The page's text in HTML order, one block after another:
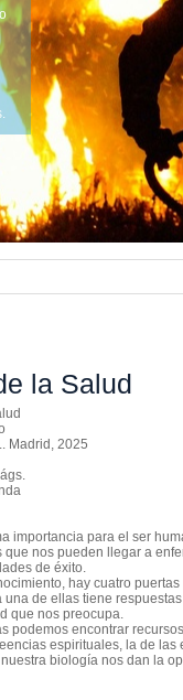
la Salud
Madrid, 2025
importancia para el ser
nos pueden llegar a
de éxito.
hay cuatro
de ellas tiene
que nos preocupa.
podemos encontrar
espirituales, la de las
biología nos dan la